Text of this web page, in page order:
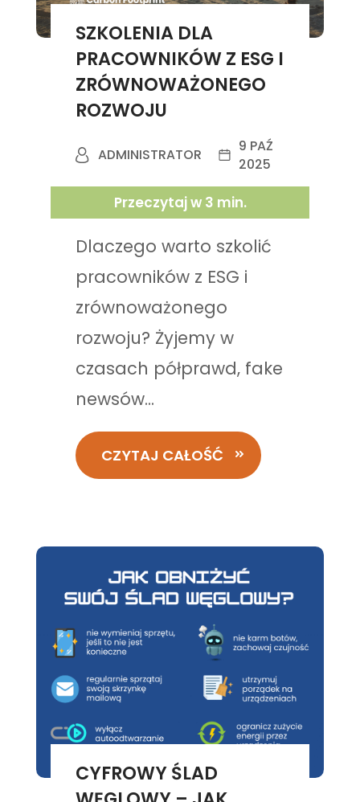
SZKOLENIA DLA
PRACOWNIKÓW Z ESG I
ZRÓWNOWAŻONEGO
ROZWOJU
ADMINISTRATOR
9 PAŹ
2025
Przeczytaj w 3 min.
Dlaczego warto szkolić
pracowników z ESG i
zrównoważonego
rozwoju? Żyjemy w
czasach półprawd, fake
newsów...
CZYTAJ CAŁOŚĆ
CYFROWY ŚLAD